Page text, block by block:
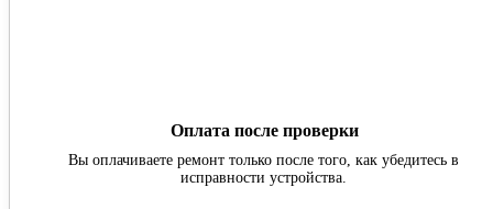
Оплата после проверки
Вы оплачиваете ремонт только после того, как убедитесь в
исправности устройства.